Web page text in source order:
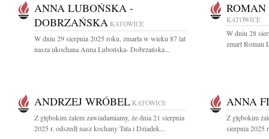
ANNA LUBOŃSKA -
DOBRZAŃSKA KATOWICE
W dniu 29 sierpnia 2025 roku, zmarła w wieku 87 lat
nasza ukochana Anna Lubońska- Dobrzańska...
ROMAN
KATOWICE
W dniu 28
zmarł
ANDRZEJ WRÓBEL KATOWICE
Z głębokim żalem zawiadamiamy, że dnia 21 sierpnia
2025 r. odszedł nasz kochany Tata i Dziadek...
ANNA
Z głębokim
sierpnia 2025